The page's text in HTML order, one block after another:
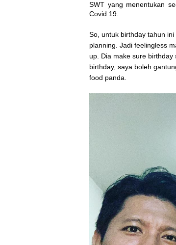
SWT yang menentukan
Covid 19.
So, untuk birthday tahun
planning. Jadi feelingless
up. Dia make sure
birthday, saya boleh
food panda.